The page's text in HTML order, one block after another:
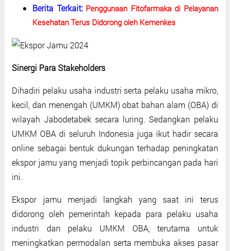
Berita Terkait: Penggunaan Fitofarmaka di Pelayanan
Kesehatan Terus Didorong oleh Kemenkes
Sinergi Para Stakeholders
Dihadiri pelaku usaha industri serta pelaku usaha mikro,
kecil, dan menengah (UMKM) obat bahan alam (OBA) di
wilayah Jabodetabek secara luring. Sedangkan pelaku
UMKM OBA di seluruh Indonesia juga ikut hadir secara
online sebagai bentuk dukungan terhadap peningkatan
ekspor jamu yang menjadi topik perbincangan pada hari
ini.
Ekspor jamu menjadi langkah yang saat ini terus
didorong oleh pemerintah kepada para pelaku usaha
industri dan pelaku UMKM OBA, terutama untuk
meningkatkan permodalan serta membuka akses pasar